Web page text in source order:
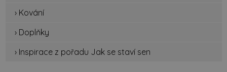
› Kování
› Doplňky
› Inspirace z pořadu Jak se staví sen